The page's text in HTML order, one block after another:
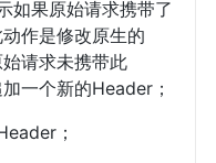
如果原始请求携带了
作是修改原生的
请求未携带此
一个新的Header；
；